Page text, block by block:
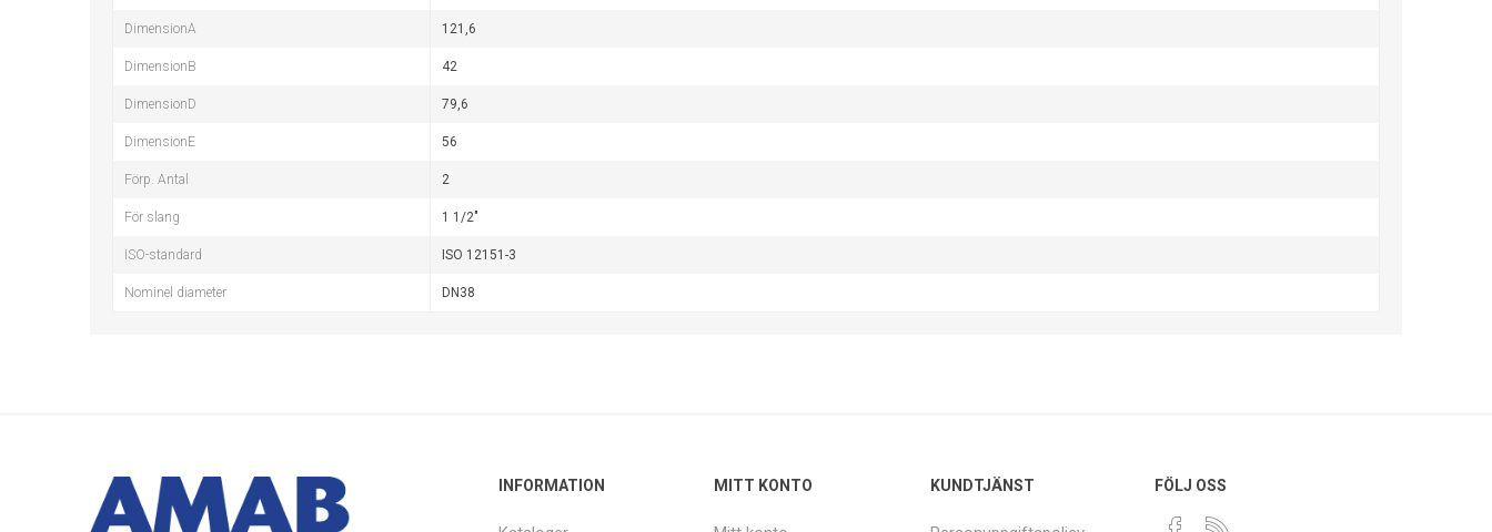
DimensionA 121,6
DimensionB 42
DimensionD 79,6
DimensionE 56
Förp. Antal 2
För slang 1 1/2"
ISO-standard ISO 12151-3
Nominel diameter DN38
INFORMATION MITT KONTO KUNDTJÄNST FÖLJ OSS